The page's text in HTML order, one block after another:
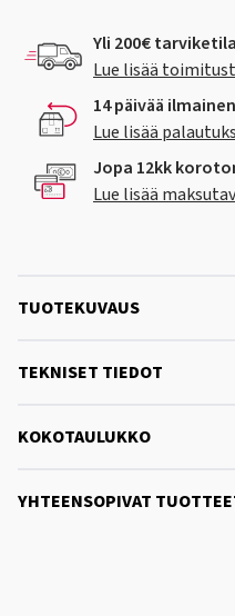
Yli 200€
Lue lisää
14 päivää
Lue lisää
Jopa 12kk
Lue lisää
TUOTEKUVAUS
TEKNISET TIEDOT
KOKOTAULUKKO
YHTEENSOPIVAT